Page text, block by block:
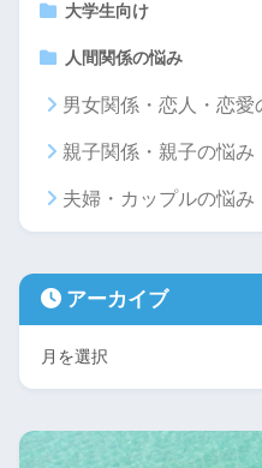
大学生向け
人間関係の悩み
男女関係・恋人・恋愛
親子関係・親子の悩み
夫婦・カップルの悩み
アーカイブ